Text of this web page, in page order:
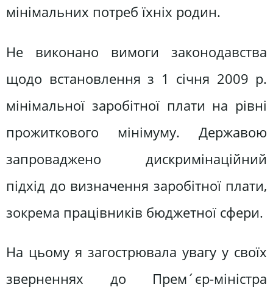
мінімальних потреб їхніх родин.
Не виконано вимоги законодавства
щодо встановлення з 1 січня 2009 р.
мінімальної заробітної плати на рівні
прожиткового мінімуму. Державою
запроваджено дискримінаційний
підхід до визначення заробітної плати,
зокрема працівників бюджетної сфери.
На цьому я загострювала увагу у своїх
зверненнях до Прем´єр-міністра